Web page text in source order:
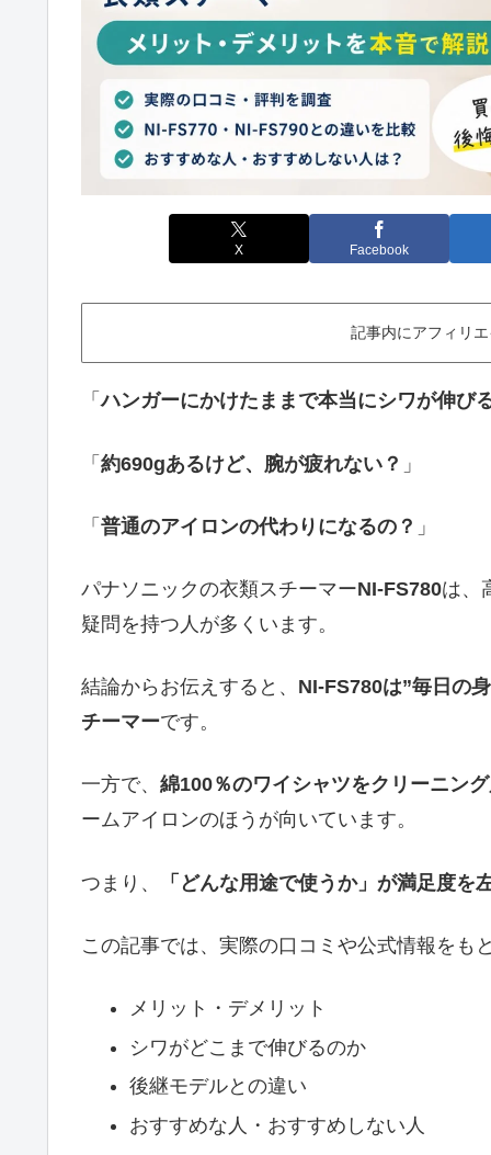
X Facebook
記事内にアフィリ
「ハンガーにかけたままで本当にシワが伸び
「 約690gあるけど、腕が疲れない？ 」
「 普通のアイロンの代わりになるの？ 」
パナソニックの衣類スチーマーNI-FS780は、
疑問を持つ人が多くいます。
結論からお伝えすると、 NI-FS780は”毎日の
チーマーです。
一方で、 綿100％のワイシャツをクリーニン
ームアイロンのほうが向いています。
つまり、 「どんな用途で使うか」が満足度を
この記事では、実際の口コミや公式情報をも
メリット・デメリット
シワがどこまで伸びるのか
後継モデルとの違い
おすすめな人・おすすめしない人